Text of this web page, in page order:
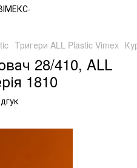
Тригери ALL Plastic Vimex
28/410, ALL
1810